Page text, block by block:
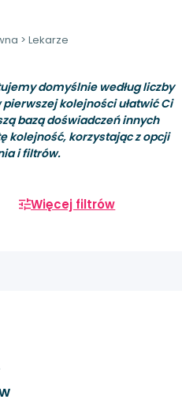
> Lekarze
domyślnie według liczby
kolejności ułatwić Ci
bazą doświadczeń innych
kolejność, korzystając z opcji
i filtrów.
Więcej filtrów